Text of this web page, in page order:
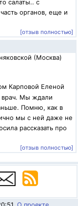
салаты.. с
органов, еще и
[отзыв полностью]
(Москва)
Карповой Еленой
врач. Мы ждали
Помню, как в
мы с ней даже не
рассказать про
[отзыв полностью]